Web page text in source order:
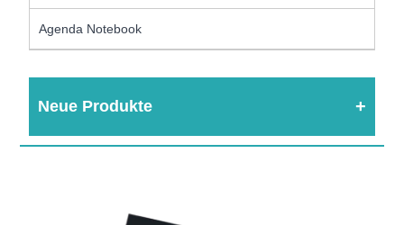
Agenda Notebook
Neue Produkte